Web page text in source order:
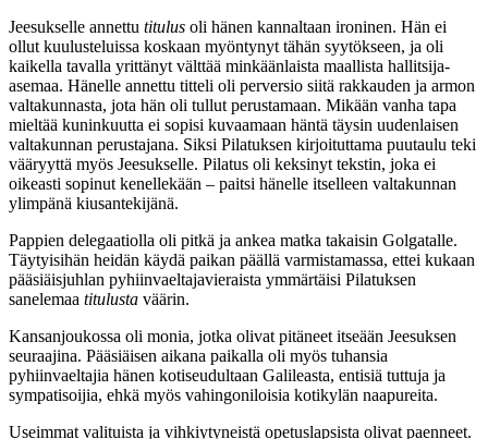
Jeesukselle annettu titulus oli hänen kannaltaan ironinen. Hän ei
ollut kuulusteluissa koskaan myöntynyt tähän syytökseen, ja oli
kaikella tavalla yrittänyt välttää minkäänlaista maallista hallitsija-
asemaa. Hänelle annettu titteli oli perversio siitä rakkauden ja armon
valtakunnasta, jota hän oli tullut perustamaan. Mikään vanha tapa
mieltää kuninkuutta ei sopisi kuvaamaan häntä täysin uudenlaisen
valtakunnan perustajana. Siksi Pilatuksen kirjoituttama puutaulu teki
vääryyttä myös Jeesukselle. Pilatus oli keksinyt tekstin, joka ei
oikeasti sopinut kenellekään – paitsi hänelle itselleen valtakunnan
ylimpänä kiusantekijänä.
Pappien delegaatiolla oli pitkä ja ankea matka takaisin Golgatalle.
Täytyisihän heidän käydä paikan päällä varmistamassa, ettei kukaan
pääsiäisjuhlan pyhiinvaeltajavieraista ymmärtäisi Pilatuksen
sanelemaa titulusta väärin.
Kansanjoukossa oli monia, jotka olivat pitäneet itseään Jeesuksen
seuraajina. Pääsiäisen aikana paikalla oli myös tuhansia
pyhiinvaeltajia hänen kotiseudultaan Galileasta, entisiä tuttuja ja
sympatisoijia, ehkä myös vahingoniloisia kotikylän naapureita.
Useimmat valituista ja vihkiytyneistä opetuslapsista olivat paenneet.